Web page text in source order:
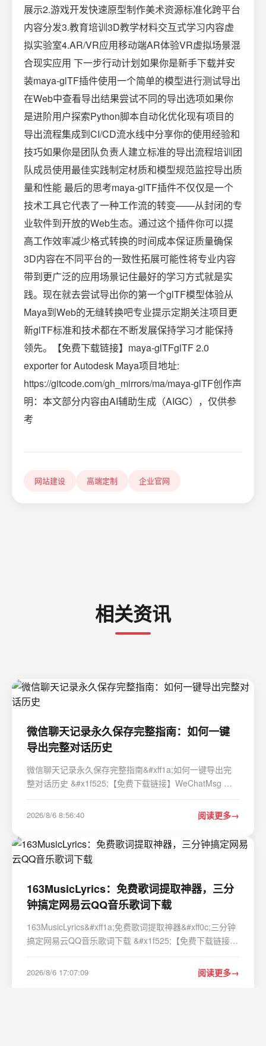
展示2.游戏开发快速原型制作美术资源标准化跨平台
内容分发3.教育培训3D教学材料交互式学习内容虚
拟实验室4.AR/VR应用移动端AR体验VR虚拟场景混
合现实应用 下一步行动计划如果你是新手下载并安
装maya-glTF插件使用一个简单的模型进行测试导出
在Web中查看导出结果尝试不同的导出选项如果你
是进阶用户探索Python脚本自动化优化现有项目的
导出流程集成到CI/CD流水线中分享你的使用经验和
技巧如果你是团队负责人建立标准的导出流程培训团
队成员使用最佳实践制定材质和模型规范监控导出质
量和性能 最后的思考maya-glTF插件不仅仅是一个
技术工具它代表了一种工作流的转变——从封闭的专
业软件到开放的Web生态。通过这个插件你可以提
高工作效率减少格式转换的时间成本保证质量确保
3D内容在不同平台的一致性拓展可能性将专业内容
带到更广泛的应用场景记住最好的学习方式就是实
践。现在就去尝试导出你的第一个glTF模型体验从
Maya到Web的无缝转换吧专业提示定期关注项目更
新glTF标准和技术都在不断发展保持学习才能保持
领先。【免费下载链接】maya-glTFglTF 2.0
exporter for Autodesk Maya项目地址:
https://gitcode.com/gh_mirrors/ma/maya-glTF创作声
明：本文部分内容由AI辅助生成（AIGC），仅供参
考
网站建设 高端定制 企业官网
相关资讯
微信聊天记录永久保存完整指南：如何一键
导出完整对话历史
微信聊天记录永久保存完整指南&#xff1a;如何一键导出完
整对话历史 &#x1f525;【免费下载链接】WeChatMsg 提
文档永久保存&#xff0c;对聊天记录进行分析生成年度聊天报
2026/8/6 8:56:40 阅读更多
163MusicLyrics：免费歌词提取神器，三分
钟搞定网易云QQ音乐歌词下载
163MusicLyrics&#xff1a;免费歌词提取神器&#xff0c;三分钟
搞定网易云QQ音乐歌词下载 &#x1f525;【免费下载链接】
音乐】 项目地址:
2026/8/6 17:07:09 阅读更多